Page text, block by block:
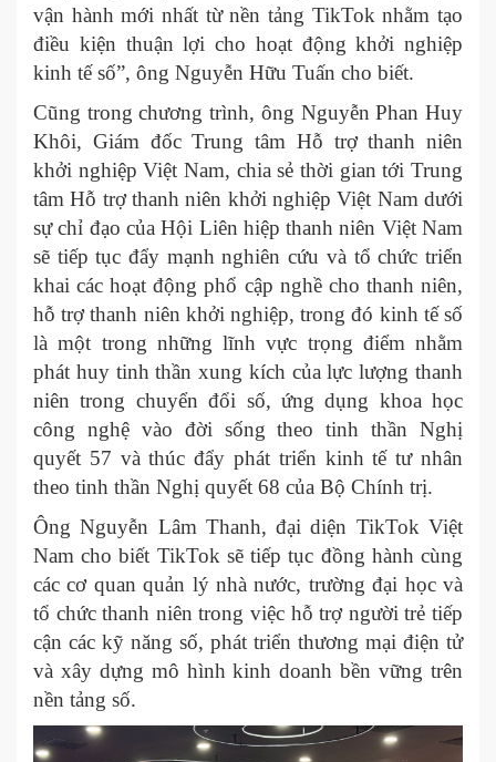
vận hành mới nhất từ nền tảng TikTok nhằm tạo
điều kiện thuận lợi cho hoạt động khởi nghiệp
kinh tế số”, ông Nguyễn Hữu Tuấn cho biết.
Cũng trong chương trình, ông Nguyễn Phan Huy
Khôi, Giám đốc Trung tâm Hỗ trợ thanh niên
khởi nghiệp Việt Nam, chia sẻ thời gian tới Trung
tâm Hỗ trợ thanh niên khởi nghiệp Việt Nam dưới
sự chỉ đạo của Hội Liên hiệp thanh niên Việt Nam
sẽ tiếp tục đẩy mạnh nghiên cứu và tổ chức triển
khai các hoạt động phổ cập nghề cho thanh niên,
hỗ trợ thanh niên khởi nghiệp, trong đó kinh tế số
là một trong những lĩnh vực trọng điểm nhằm
phát huy tinh thần xung kích của lực lượng thanh
niên trong chuyển đổi số, ứng dụng khoa học
công nghệ vào đời sống theo tinh thần Nghị
quyết 57 và thúc đẩy phát triển kinh tế tư nhân
theo tinh thần Nghị quyết 68 của Bộ Chính trị.
Ông Nguyễn Lâm Thanh, đại diện TikTok Việt
Nam cho biết TikTok sẽ tiếp tục đồng hành cùng
các cơ quan quản lý nhà nước, trường đại học và
tổ chức thanh niên trong việc hỗ trợ người trẻ tiếp
cận các kỹ năng số, phát triển thương mại điện tử
và xây dựng mô hình kinh doanh bền vững trên
nền tảng số.